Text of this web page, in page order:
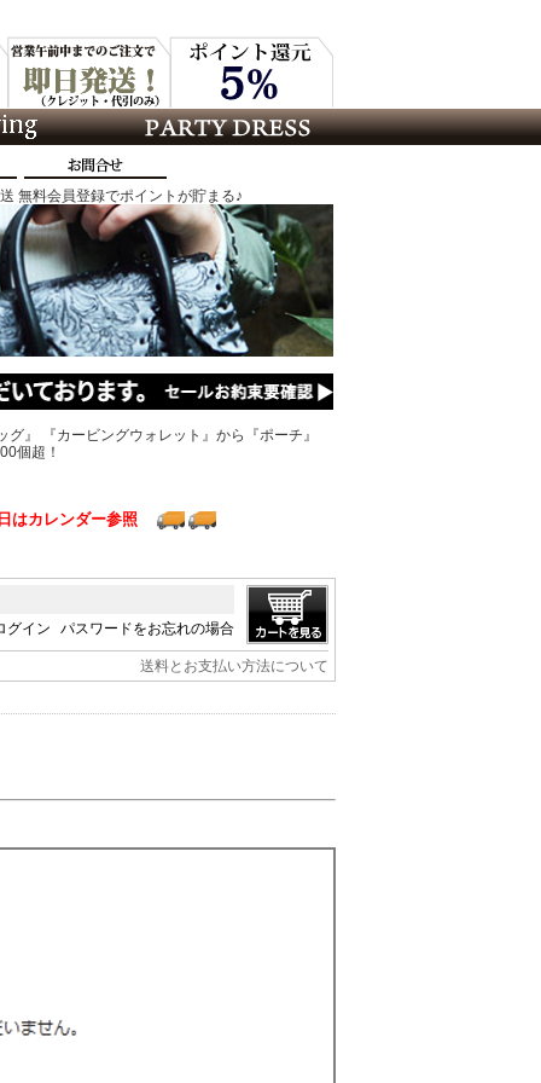
無料会員登録でポイントが貯まる♪
』 『カービングウォレット』から『ポーチ』
個超！
はカレンダー参照
グイン パスワードをお忘れの場合
送料とお支払い方法について